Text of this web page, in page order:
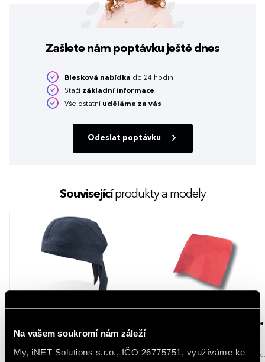
Na vašem soukromí nám záleží
My, iNET Solutions s.r.o., IČO 26775751, využíváme ke
Zašlete nám poptávku ještě dnes
Blesková nabídka do 24 hodin
Stačí základní informace
Vše ostatní uděláme za vás
Odeslat poptávku
Souvisejícíprodukty a modely
Long
5 barev 1 velikost
Šátek Atlantis Headwear Bandana
10 barev 1 velikost